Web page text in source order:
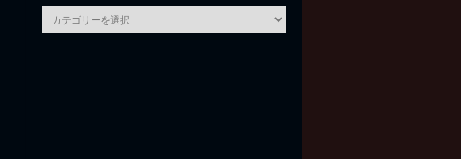
category